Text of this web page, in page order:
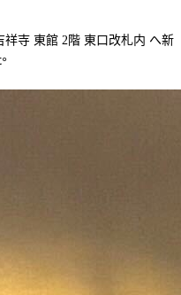
祥寺 東館 2階 東口改札内 へ新